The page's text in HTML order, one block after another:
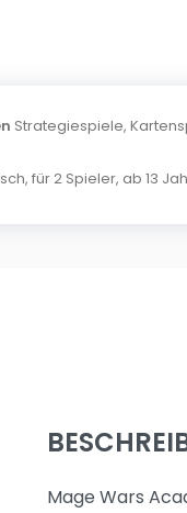
Strategiespiele,
, für 2 Spieler, ab 13
Mage Wars